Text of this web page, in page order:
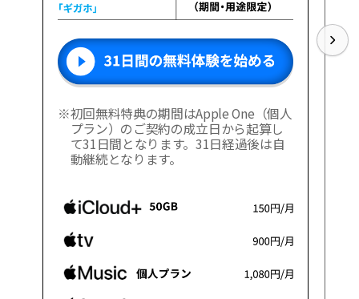
※初回無料特典の期間はApple One（個人
プラン）のご契約の成立日から起算し
て31日間となります。31日経過後は自
動継続となります。